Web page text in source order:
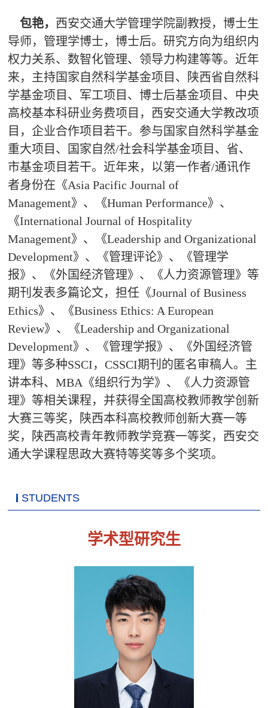
包艳， 西安交通大学管理学院副教授，博士生
导师，管理学博士，博士后。研究方向为组织内
权力关系、数智化管理、领导力构建等等。近年
来，主持国家自然科学基金项目、陕西省自然科
学基金项目、军工项目、博士后基金项目、中央
高校基本科研业务费项目，西安交通大学教改项
目，企业合作项目若干。参与国家自然科学基金
重大项目、国家自然/社会科学基金项目、省、
市基金项目若干。近年来，以第一作者/通讯作
者身份在《Asia Pacific Journal of
Management》、《Human Performance》、
《International Journal of Hospitality
Management》、《Leadership and Organizational
Development》、《管理评论》、《管理学
报》、《外国经济管理》、《人力资源管理》等
期刊发表多篇论文，担任《Journal of Business
Ethics》、《Business Ethics: A European
Review》、《Leadership and Organizational
Development》、《管理学报》、《外国经济管
理》等多种SSCI，CSSCI期刊的匿名审稿人。主
讲本科、MBA《组织行为学》、《人力资源管
理》等相关课程，并获得全国高校教师教学创新
大赛三等奖，陕西本科高校教师创新大赛一等
奖，陕西高校青年教师教学竞赛一等奖，西安交
通大学课程思政大赛特等奖等多个奖项。
STUDENTS
学术型研究生